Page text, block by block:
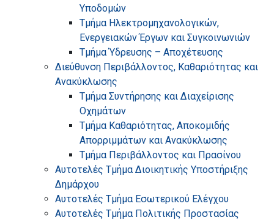
Υποδομών
Τμήμα Ηλεκτρομηχανολογικών,
Ενεργειακών Έργων και Συγκοινωνιών
Τμήμα Ύδρευσης – Αποχέτευσης
Διεύθυνση Περιβάλλοντος, Καθαριότητας και
Ανακύκλωσης
Τμήμα Συντήρησης και Διαχείρισης
Οχημάτων
Τμήμα Καθαριότητας, Αποκομιδής
Απορριμμάτων και Ανακύκλωσης
Τμήμα Περιβάλλοντος και Πρασίνου
Αυτοτελές Τμήμα Διοικητικής Υποστήριξης
Δημάρχου
Αυτοτελές Τμήμα Εσωτερικού Ελέγχου
Αυτοτελές Τμήμα Πολιτικής Προστασίας